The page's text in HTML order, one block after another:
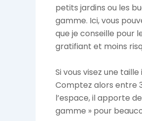
petits jardins ou les
gamme. Ici, vous
que je conseille pour
gratifiant et moins
Si vous visez une
Comptez alors entre
l’espace, il apporte
gamme » pour